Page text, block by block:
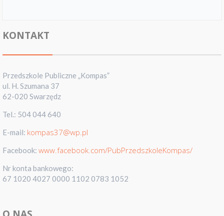
KONTAKT
Przedszkole Publiczne „Kompas”
ul. H. Szumana 37
62-020 Swarzędz
Tel.: 504 044 640
E-mail: kompas37@wp.pl
Facebook: www.facebook.com/PubPrzedszkoleKompas/
Nr konta bankowego:
67 1020 4027 0000 1102 0783 1052